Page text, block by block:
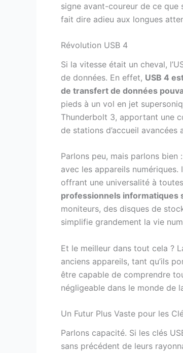
signe avant-coureur de ce que
fait dire adieu aux longues
Révolution USB 4
Si la vitesse était un cheval,
de données. En effet, USB 4
de transfert de données
pieds à un vol en jet
Thunderbolt 3, apportant une
de stations d’accueil
Parlons peu, mais parlons
avec les appareils
offrant une universalité à
professionnels informatiques
moniteurs, des disques de
simplifie grandement la vie
Et le meilleur dans tout cela ?
anciens appareils, tant qu’ils
être capable de comprendre
négligeable dans le monde de
Un Futur Plus Vaste pour les
Parlons capacité. Si les clés
sans précédent de leurs